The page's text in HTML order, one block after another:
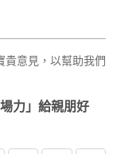
貴意見，以幫助我們
力」給親朋好